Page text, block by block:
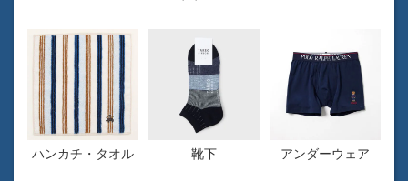
ハンカチ・タオル 靴下 アンダーウェア